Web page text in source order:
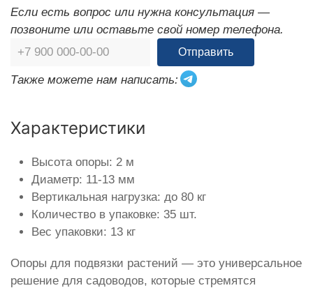
Если есть вопрос или нужна консультация —
позвоните или оставьте свой номер телефона.
Отправить
Также можете нам написать:
Характеристики
Высота опоры: 2 м
Диаметр: 11-13 мм
Вертикальная нагрузка: до 80 кг
Количество в упаковке: 35 шт.
Вес упаковки: 13 кг
Опоры для подвязки растений — это универсальное
решение для садоводов, которые стремятся